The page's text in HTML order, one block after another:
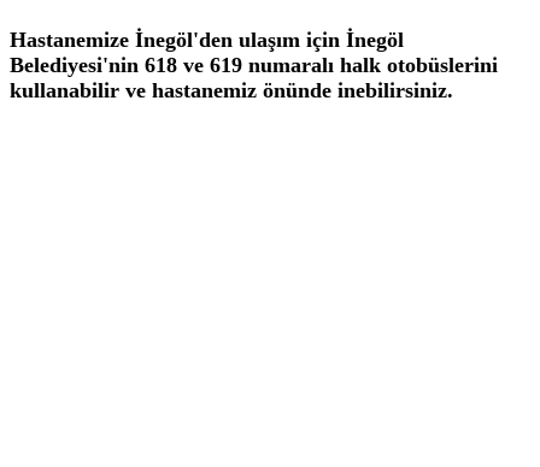
Hastanemize İnegöl'den ulaşım için İnegöl
Belediyesi'nin 618 ve 619 numaralı halk otobüslerini
kullanabilir ve hastanemiz önünde inebilirsiniz.